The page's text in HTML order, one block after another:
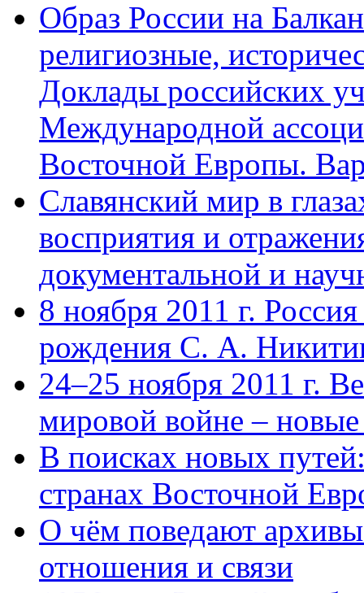
Образ России на
религиозные,
Доклады российских
Международной
Восточной Европы.
Славянский мир в
восприятия и
документальной и
8 ноября 2011 г.
рождения С. А.
24–25 ноября 2011 г.
мировой войне –
В поисках новых
странах Восточной
О чём поведают
отношения и связи